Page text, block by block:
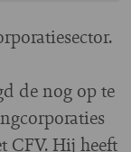
de nog op te
CFV. Hij heeft